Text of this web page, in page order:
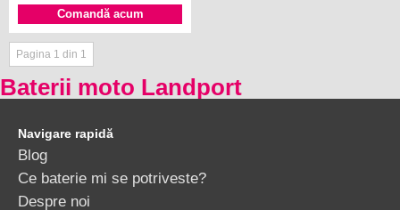
Comandă acum
Pagina 1 din 1
Baterii moto Landport
Navigare rapidă
Blog
Ce baterie mi se potriveste?
Despre noi